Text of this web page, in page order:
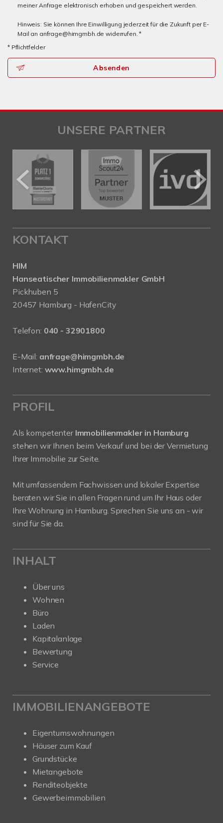
meiner Anfrage elektronisch erhoben und gespeichert werden.
Hinweis: Sie können Ihre Einwilligung jederzeit für die Zukunft per E-
Mail an anfrage@himgmbh.de widerrufen. *
* Pflichtfelder
Absenden
UNSERE PARTNER
KONTAKT
HIM
Hanseatischer Immobilienmakler GmbH
Pickhuben 5
20457 Hamburg - HafenCity
Telefon: 040 - 32901800
E-Mail: anfrage@himgmbh.de
Internet: www.himgmbh.de
PROFIL
Als kompetenter Immobilienmakler in Hamburg
stehen wir Ihnen beim Verkauf und bei der Vermietung
Ihrer Immobilie zur Seite.
Mit umfassendem Fachwissen und lokaler Expertise
beraten wir Sie in allen Fragen rund um Ihr Haus oder
Ihre Wohnung in Hamburg. Sprechen Sie uns an - wir
sind für Sie da.
INHALT
Über uns
Wohnen
Büro
Laden
Kapitalanlage
Bewertung
Service
IMMOBILIENANGEBOTE
Eigentumswohnungen
Häuser zum Kauf
Grundstücke
Mietangebote
Renditeobjekte
Gewerbeimmobilien